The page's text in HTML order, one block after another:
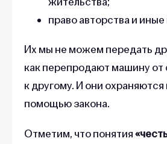
право авторства и иные
Их мы не можем передать
как перепродают машину от
к другому. И они
помощью закона.
Отметим, что понятия